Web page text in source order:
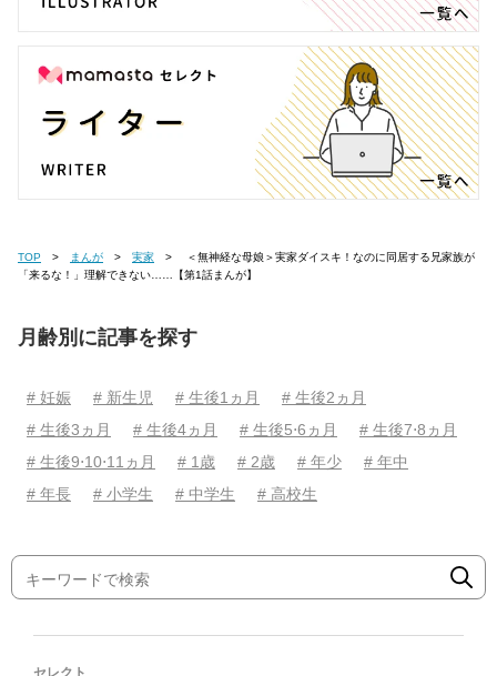
TOP まんが 実家
「来るな！」理解できない……【第1話まんが】
月齢別に記事を探す
# 妊娠 # 新生児 # 生後1ヵ月
# 生後2ヵ月
# 生後3ヵ月
# 生後4ヵ月 # 生後5⋅6ヵ月
# 生後7⋅8ヵ月
# 生後9⋅10⋅11ヵ月
# 1歳 # 2歳 # 年少
# 年中
# 年長
# 小学生 # 中学生 # 高校生